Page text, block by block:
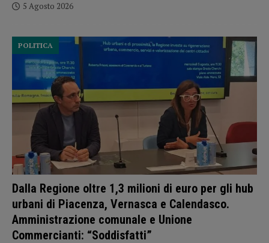
5 Agosto 2026
Dalla Regione oltre 1,3 milioni di euro per gli hub
urbani di Piacenza, Vernasca e Calendasco.
Amministrazione comunale e Unione
Commercianti: “Soddisfatti”
POLITICA